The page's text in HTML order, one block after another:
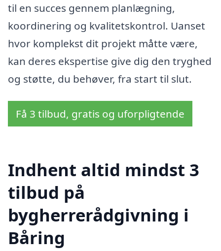
til en succes gennem planlægning,
koordinering og kvalitetskontrol. Uanset
hvor komplekst dit projekt måtte være,
kan deres ekspertise give dig den tryghed
og støtte, du behøver, fra start til slut.
Få 3 tilbud, gratis og uforpligtende
Indhent altid mindst 3
tilbud på
bygherrerådgivning i
Båring